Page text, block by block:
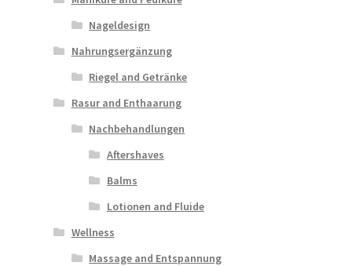
Nageldesign
Nahrungsergänzung
Riegel and Getränke
Rasur and Enthaarung
Nachbehandlungen
Aftershaves
Balms
Lotionen and Fluide
Wellness
Massage and Entspannung